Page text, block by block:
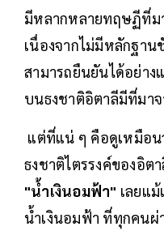
มีหลากหลายทฤษฏีที่ม
เนื่องจากไม่มีหลักฐาน
สามารถยืนยันได้อย่า
บนธงชาติอิตาลีมีที่มา
แต่ที่แน่ ๆ คือดูเหมือน
ธงชาติไตรรงค์ของอิต
"น้ำเงินอมฟ้า" เลยแ
น้ำเงินอมฟ้า ที่ทุกคนผ่